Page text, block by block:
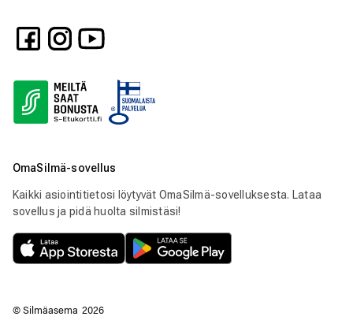
OmaSilmä-sovellus
Kaikki asiointitietosi löytyvät OmaSilmä-sovelluksesta. Lataa
sovellus ja pidä huolta silmistäsi!
© Silmäasema 2026